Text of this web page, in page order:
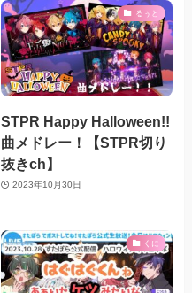
るぅと
STPR Happy Halloween!!
曲メドレー！【STPR切り
抜きch】
2023年10月30日
くに